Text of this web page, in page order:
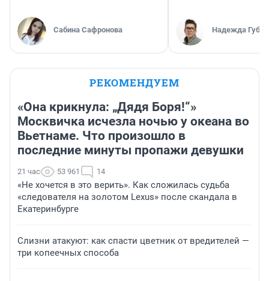
Сабина Сафронова Надежда
РЕКОМЕНДУЕМ
«Она крикнула: „Дядя Боря!“»
Москвичка исчезла ночью у океана во
Вьетнаме. Что произошло в
последние минуты пропажи девушки
21 час 53 961 14
«Не хочется в это верить». Как сложилась судьба
«следователя на золотом Lexus» после скандала в
Екатеринбурге
Слизни атакуют: как спасти цветник от вредителей —
три копеечных способа